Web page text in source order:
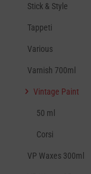
Stick & Style
Tappeti
Various
Varnish 700ml
Vintage Paint
50 ml
Corsi
VP Waxes 300ml